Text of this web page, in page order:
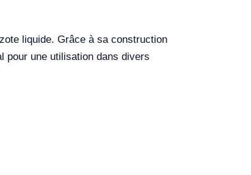
liquide. Grâce à sa construction
pour une utilisation dans divers